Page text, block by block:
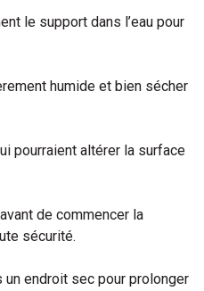
le support dans l’eau pour
humide et bien sécher
pourraient altérer la surface
de commencer la
sécurité.
endroit sec pour prolonger